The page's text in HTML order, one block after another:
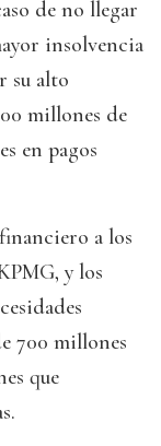
de no llegar
insolvencia
su alto
millones de
en pagos
a los
y los
700 millones
que